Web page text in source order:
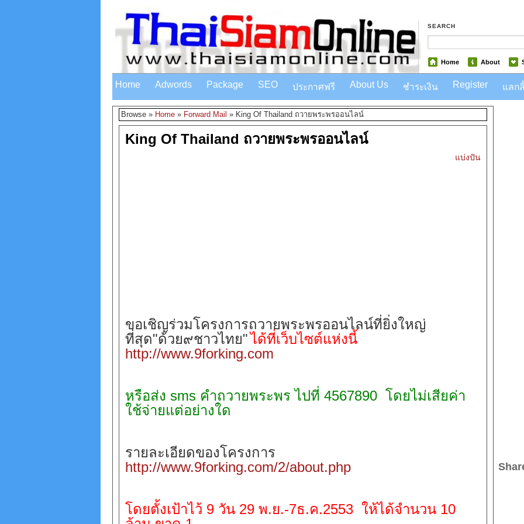
SEARCH
Home About
Home Adwords Package SEO ประกาศฟรี About Us ชำระเงิน Register แลก
Browse » Home » Forward Mail » King Of Thailand ถวายพระพรออนไลน์
King Of Thailand ถวายพระพรออนไลน์
แบ่งปัน
ขอเชิญร่วมโครงการถวายพระพรออนไลน์ที่ยิ่งใหญ่
ที่สุด"ด้วย๙ชาวไทย"ได้ที่เว็บไซต์แห่งนี้
http://www.9forking.com
หรือส่ง sms คำถวายพระพร ไปที่ 4567890 โดยไม่เสียค่า
ใช้จ่ายแต่อย่างใด
รายละเอียดของโครงการ
http://www.9forking.com/2/about.php
โดยตั้งเป้าไว้ 9 วัน 29 พ.ย.-7ธ.ค.2553 ให้ได้จำนวน 10